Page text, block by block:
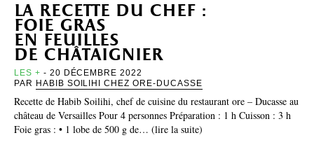
la recette du chef :
foie gras
en feuilles
de châtaignier
LES + - 20 DÉCEMBRE 2022
PAR HABIB SOILIHI CHEZ ORE-DUCASSE
Recette de Habib Soilihi, chef de cuisine du restaurant ore – Ducasse au
château de Versailles Pour 4 personnes Préparation : 1 h Cuisson : 3 h
Foie gras : • 1 lobe de 500 g de… (lire la suite)